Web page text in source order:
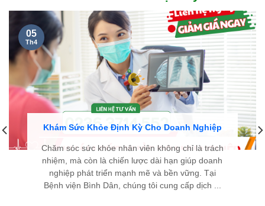
Khám Sức Khỏe Định Kỳ Cho Doanh Nghiệp
Chăm sóc sức khỏe nhân viên không chỉ là trách
nhiệm, mà còn là chiến lược dài hạn giúp doanh
nghiệp phát triển mạnh mẽ và bền vững. Tại
Bệnh viện Bình Dân, chúng tôi cung cấp dịch ...
05
Th4